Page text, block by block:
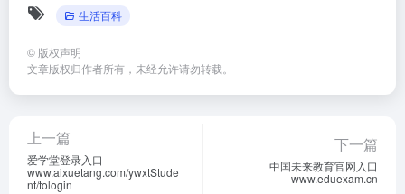
生活百科
© 版权声明
文章版权归作者所有，未经允许请勿转载。
上一篇
爱学堂登录入口
www.aixuetang.com/ywxtStude
nt/tologin
下一篇
中国未来教育官网入口
www.eduexam.cn